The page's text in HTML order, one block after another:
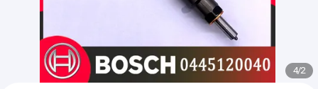
2
/
4